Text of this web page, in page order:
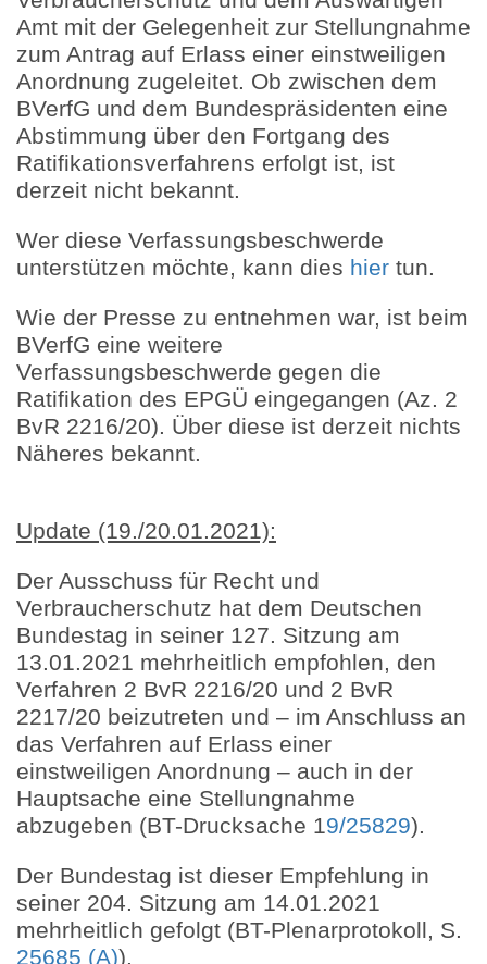
Amt mit der Gelegenheit zur Stellungnahme
zum Antrag auf Erlass einer einstweiligen
Anordnung zugeleitet. Ob zwischen dem
BVerfG und dem Bundespräsidenten eine
Abstimmung über den Fortgang des
Ratifikationsverfahrens erfolgt ist, ist
derzeit nicht bekannt.
Wer diese Verfassungsbeschwerde
unterstützen möchte, kann dies hier tun.
Wie der Presse zu entnehmen war, ist beim
BVerfG eine weitere
Verfassungsbeschwerde gegen die
Ratifikation des EPGÜ eingegangen (Az. 2
BvR 2216/20). Über diese ist derzeit nichts
Näheres bekannt.
Update (19./20.01.2021):
Der Ausschuss für Recht und
Verbraucherschutz hat dem Deutschen
Bundestag in seiner 127. Sitzung am
13.01.2021 mehrheitlich empfohlen, den
Verfahren 2 BvR 2216/20 und 2 BvR
2217/20 beizutreten und – im Anschluss an
das Verfahren auf Erlass einer
einstweiligen Anordnung – auch in der
Hauptsache eine Stellungnahme
abzugeben (BT-Drucksache 19/25829).
Der Bundestag ist dieser Empfehlung in
seiner 204. Sitzung am 14.01.2021
mehrheitlich gefolgt (BT-Plenarprotokoll, S.
25685 (A)).